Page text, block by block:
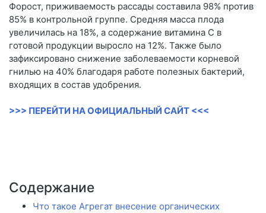
Форост, приживаемость рассады составила 98% против
85% в контрольной группе. Средняя масса плода
увеличилась на 18%, а содержание витамина С в
готовой продукции выросло на 12%. Также было
зафиксировано снижение заболеваемости корневой
гнилью на 40% благодаря работе полезных бактерий,
входящих в состав удобрения.
>>> ПЕРЕЙТИ НА ОФИЦИАЛЬНЫЙ САЙТ <<<
Содержание
Что такое Агрегат внесение органических